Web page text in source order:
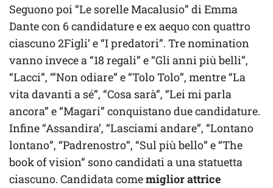
Seguono poi “Le sorelle Macalusio” di Emma
Dante con 6 candidature e ex aequo con quattro
ciascuno 2Figli’ e “I predatori”. Tre nomination
vanno invece a “18 regali” e “Gli anni più belli”,
“Lacci”, ‘”Non odiare” e “Tolo Tolo”, mentre “La
vita davanti a sé”, “Cosa sarà”, “Lei mi parla
ancora” e “Magari” conquistano due candidature.
Infine “Assandira’, “Lasciami andare”, “Lontano
lontano”, “Padrenostro”, “Sul più bello” e “The
book of vision” sono candidati a una statuetta
ciascuno. Candidata comemiglior attrice